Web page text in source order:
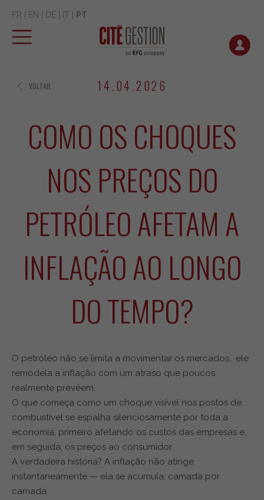
FR EN DE IT PT
14.04.2026
COMO OS CHOQUES
NOS PREÇOS DO
PETRÓLEO AFETAM A
INFLAÇÃO AO LONGO
DO TEMPO?
O petróleo não se limita a movimentar os mercados… ele
remodela a inflação com um atraso que poucos
realmente prevêem.
O que começa como um choque visível nos postos de
combustível se espalha silenciosamente por toda a
economia, primeiro afetando os custos das empresas e,
em seguida, os preços ao consumidor.
A verdadeira história? A inflação não atinge
instantaneamente — ela se acumula, camada por
camada.
VOLTAR